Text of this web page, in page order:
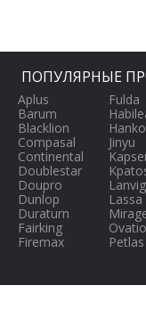
ПОПУЛЯРНЫЕ
Aplus
Barum
Blacklion
Compasal
Continental
Doublestar
Doupro
Dunlop
Duraturn
Fairking
Firemax
Fulda
Jinyu
Lassa
Petlas